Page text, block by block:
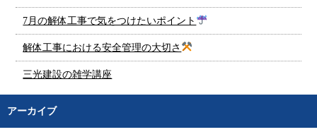
7月の解体工事で気をつけたいポイント
解体工事における安全管理の大切さ
三光建設の雑学講座
アーカイブ